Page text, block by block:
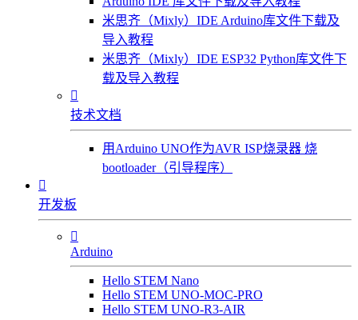
米思齐（Mixly）IDE Arduino库文件下载及
导入教程
米思齐（Mixly）IDE ESP32 Python库文件下
载及导入教程

技术文档
用Arduino UNO作为AVR ISP烧录器 烧
bootloader（引导程序）

开发板

Arduino
Hello STEM Nano
Hello STEM UNO-MOC-PRO
Hello STEM UNO-R3-AIR